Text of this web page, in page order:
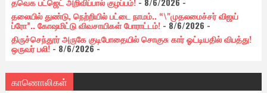
தலையில் துண்டு, நெற்றியில் பட்டை நாமம்.. “\"முதலமைச்சர் விஜய்
ப்ரோ”.. கோஷமிட்டு விவசாயிகள் போராட்டம்!- 8/6/2026 -
திருச்செந்தூர் அருகே குடிபோதையில் சொகுசு கார் ஓட்டியதில் விபத்து!
ஒருவர் பலி!- 8/6/2026-
காணொலிகள்